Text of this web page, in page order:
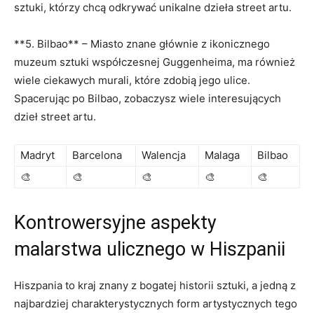
sztuki, którzy chcą odkrywać unikalne dzieła street artu.
**5. Bilbao** – Miasto znane głównie z ikonicznego
muzeum sztuki współczesnej Guggenheima, ma również
wiele ciekawych murali, które zdobią jego ulice.
Spacerując po Bilbao, zobaczysz wiele interesujących
dzieł street artu.
Madryt Barcelona Walencja Malaga
Bilbao
🎨
🎨 🎨 🎨 🎨
Kontrowersyjne aspekty
malarstwa ulicznego w Hiszpanii
Hiszpania to kraj znany z bogatej historii sztuki, a jedną z
najbardziej charakterystycznych form artystycznych tego